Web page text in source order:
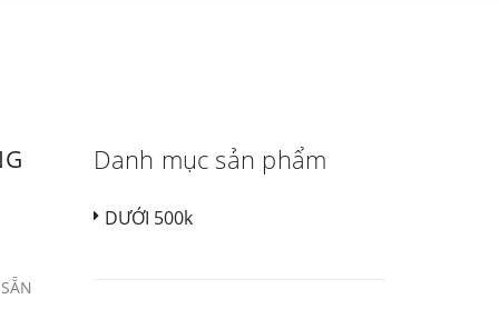
Danh mục sản phẩm
DƯỚI 500k